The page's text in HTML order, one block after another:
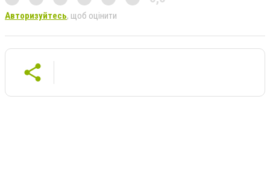
Авторизуйтесь, щоб оцінити